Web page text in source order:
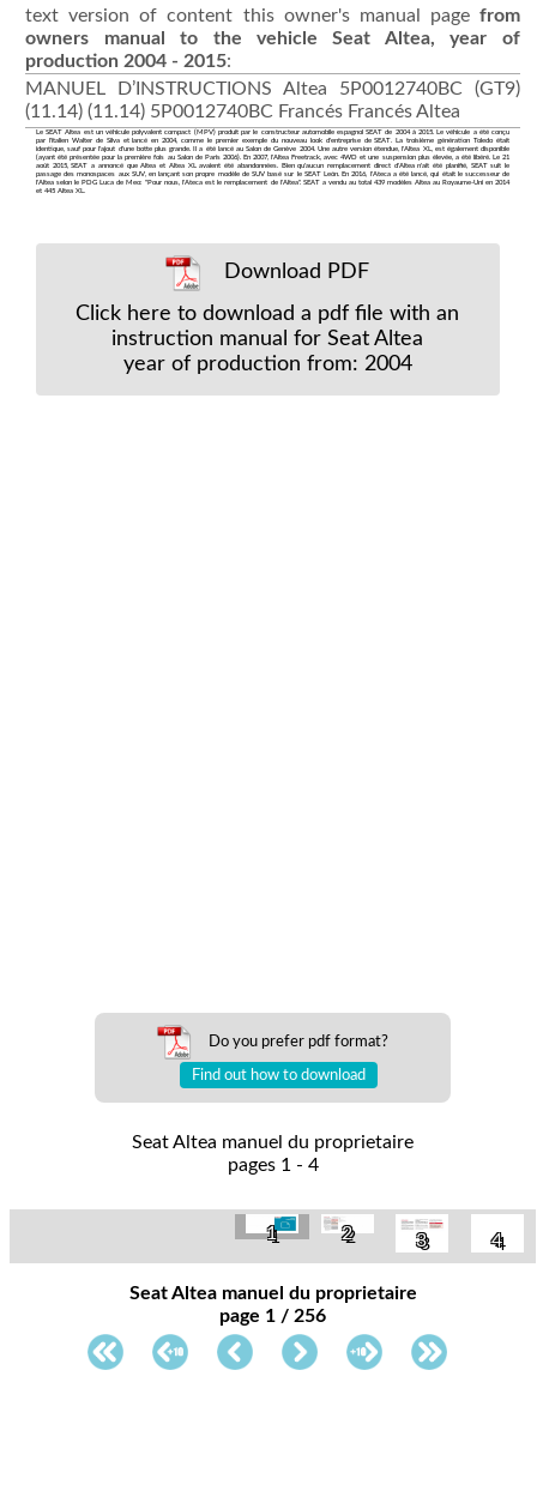
text version of content this owner's manual page from
owners manual to the vehicle Seat Altea, year of
production 2004 - 2015:
MANUEL D’INSTRUCTIONS Altea 5P0012740BC (GT9)
(11.14) (11.14) 5P0012740BC Francés Francés Altea
Le SEAT Altea est un véhicule polyvalent compact (MPV) produit par le constructeur automobile espagnol SEAT de 2004 à 2015. Le véhicule a été conçu
par l'italien Walter de Silva et lancé en 2004, comme le premier exemple du nouveau look d'entreprise de SEAT. La troisième génération Toledo était
identique, sauf pour l'ajout d'une botte plus grande. Il a été lancé au Salon de Genève 2004. Une autre version étendue, l'Altea XL, est également disponible
(ayant été présentée pour la première fois au Salon de Paris 2006). En 2007, l'Altea Freetrack, avec 4WD et une suspension plus élevée, a été libéré. Le 21
août 2015, SEAT a annoncé que Altea et Altea XL avaient été abandonnées. Bien qu'aucun remplacement direct d'Altea n'ait été planifié, SEAT suit le
passage des monospaces aux SUV, en lançant son propre modèle de SUV basé sur le SEAT León. En 2016, l'Ateca a été lancé, qui était le successeur de
l'Altea selon le PDG Luca de Meo: "Pour nous, l'Ateca est le remplacement de l'Altea". SEAT a vendu au total 439 modèles Altea au Royaume-Uni en 2014
et 445 Altea XL.
Download PDF
Click here to download a pdf file with an
instruction manual for Seat Altea
year of production from: 2004
Do you prefer pdf format?
Find out how to download
Seat Altea manuel du proprietaire
pages 1 - 4
1 2 3 4
Seat Altea manuel du proprietaire
page 1 / 256